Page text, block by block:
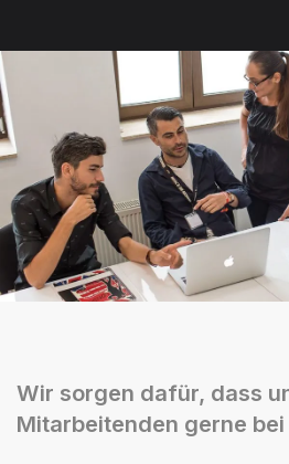
Wir sorgen dafür, dass
Mitarbeitenden gerne